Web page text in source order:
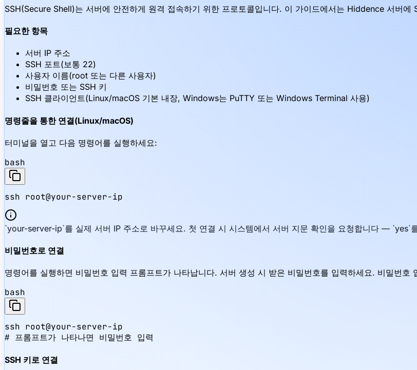
SSH(Secure Shell)는 서버에 안전하게 원격 접속하기 위한 프로토콜입니다. 이 가이드에서는 Hiddence 서버에
필요한 항목
서버 IP 주소
SSH 포트(보통 22)
사용자 이름(root 또는 다른 사용자)
비밀번호 또는 SSH 키
SSH 클라이언트(Linux/macOS 기본 내장, Windows는 PuTTY 또는 Windows Terminal 사용)
명령줄을 통한 연결(Linux/macOS)
터미널을 열고 다음 명령어를 실행하세요:
bash
ssh root@your-server-ip
`your-server-ip`를 실제 서버 IP 주소로 바꾸세요. 첫 연결 시 시스템에서 서버 지문 확인을 요청합니다 — `yes`
비밀번호로 연결
명령어를 실행하면 비밀번호 입력 프롬프트가 나타납니다. 서버 생성 시 받은 비밀번호를 입력하세요. 비밀번
bash
ssh root@your-server-ip
# 프롬프트가 나타나면 비밀번호 입력
SSH 키로 연결